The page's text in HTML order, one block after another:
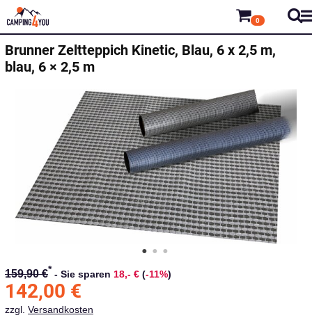
0
Brunner Zeltteppich Kinetic, Blau, 6 x 2,5 m,
blau, 6 × 2,5 m
159,90 €* - Sie sparen 18,- € (-11%)
142,00 €
zzgl. Versandkosten